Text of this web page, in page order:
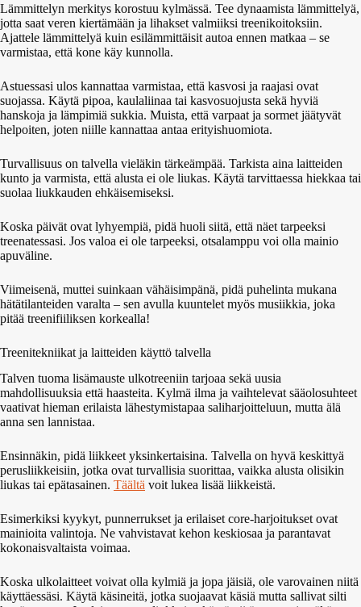
Lämmittelyn merkitys korostuu kylmässä. Tee dynaamista lämmittelyä,
jotta saat veren kiertämään ja lihakset valmiiksi treenikoitoksiin.
Ajattele lämmittelyä kuin esilämmittäisit autoa ennen matkaa – se
varmistaa, että kone käy kunnolla.
Astuessasi ulos kannattaa varmistaa, että kasvosi ja raajasi ovat
suojassa. Käytä pipoa, kaulaliinaa tai kasvosuojusta sekä hyviä
hanskoja ja lämpimiä sukkia. Muista, että varpaat ja sormet jäätyvät
helpoiten, joten niille kannattaa antaa erityishuomiota.
Turvallisuus on talvella vieläkin tärkeämpää. Tarkista aina laitteiden
kunto ja varmista, että alusta ei ole liukas. Käytä tarvittaessa hiekkaa tai
suolaa liukkauden ehkäisemiseksi.
Koska päivät ovat lyhyempiä, pidä huoli siitä, että näet tarpeeksi
treenatessasi. Jos valoa ei ole tarpeeksi, otsalamppu voi olla mainio
apuväline.
Viimeisenä, muttei suinkaan vähäisimpänä, pidä puhelinta mukana
hätätilanteiden varalta – sen avulla kuuntelet myös musiikkia, joka
pitää treenifiiliksen korkealla!
Treenitekniikat ja laitteiden käyttö talvella
Talven tuoma lisämauste ulkotreeniin tarjoaa sekä uusia
mahdollisuuksia että haasteita. Kylmä ilma ja vaihtelevat sääolosuhteet
vaativat hieman erilaista lähestymistapaa saliharjoitteluun, mutta älä
anna sen lannistaa.
Ensinnäkin, pidä liikkeet yksinkertaisina. Talvella on hyvä keskittyä
perusliikkeisiin, jotka ovat turvallisia suorittaa, vaikka alusta olisikin
liukas tai epätasainen. Täältä voit lukea lisää liikkeistä.
Esimerkiksi kyykyt, punnerrukset ja erilaiset core-harjoitukset ovat
mainioita valintoja. Ne vahvistavat kehon keskiosaa ja parantavat
kokonaisvaltaista voimaa.
Koska ulkolaitteet voivat olla kylmiä ja jopa jäisiä, ole varovainen niitä
käyttäessäsi. Käytä käsineitä, jotka suojaavat käsiä mutta sallivat silti